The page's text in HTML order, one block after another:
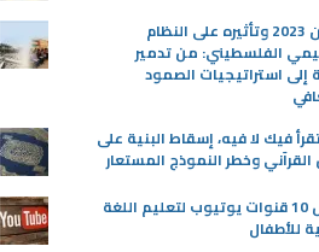
عدوان 2023 وتأثيره على النظام
الفلسطيني: من تدمير
إلى استراتيجيات الصمود
فيك لا فيه، إسقاط البنية على
وخطر النموذج المستعار
أفضل 10 قنوات يوتيوب لتعليم اللغة
للأطفال